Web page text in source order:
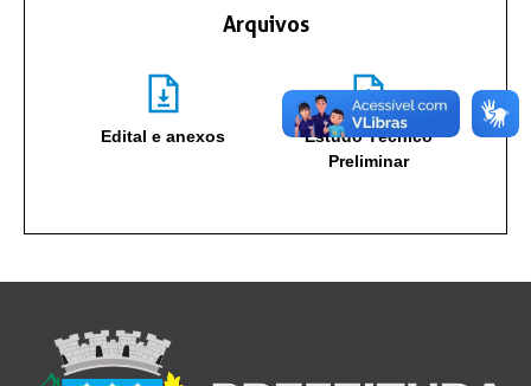
Arquivos
Edital e anexos
Estudo Técnico
Preliminar